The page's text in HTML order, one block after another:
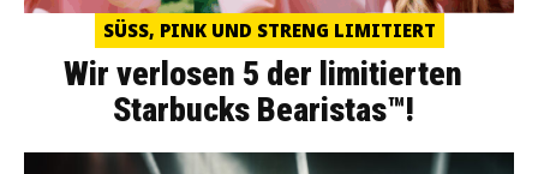
SÜSS, PINK UND STRENG LIMITIERT
Wir verlosen 5 der limitierten
Starbucks Bearistas™!